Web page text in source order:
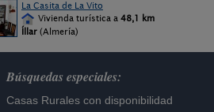
La Casita de La Vito
Vivienda turística a 48,1 km
Íllar (Almería)
Búsquedas especiales:
Casas Rurales con disponibilidad